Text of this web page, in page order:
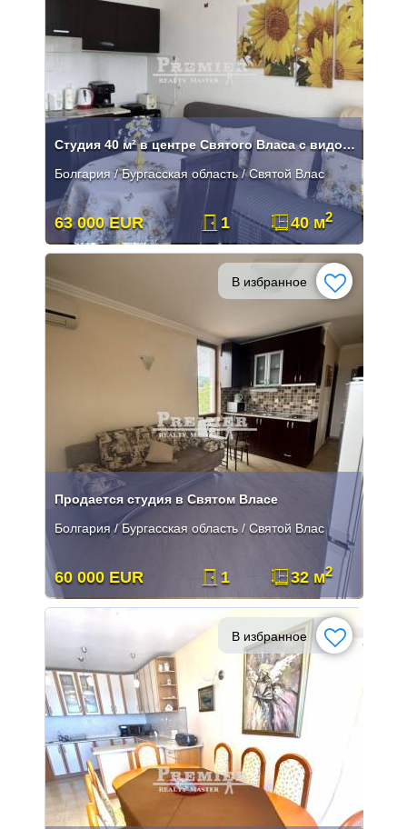
Студия 40 м² в центре Святого Власа с видом на море
Болгария / Бургасская область / Святой Влас
63 000 EUR 1 40 м2
В избранное
Продается студия в Святом Власе
Болгария / Бургасская область / Святой Влас
60 000 EUR 1 32 м2
В избранное